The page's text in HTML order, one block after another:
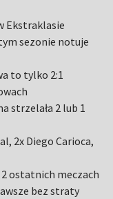
Ekstraklasie
sezonie notuje
to tylko 2:1
strzelała 2 lub 1
2x Diego Carioca,
2 ostatnich meczach
bez straty